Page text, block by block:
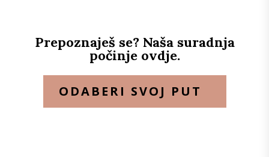
Prepoznaješ se? Naša suradnja
počinje ovdje.
ODABERI SVOJ PUT